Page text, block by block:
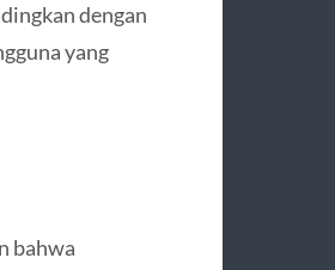
dengan
yang
bahwa